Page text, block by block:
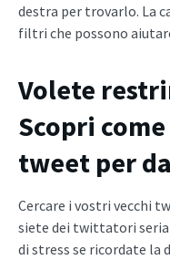
destra per trovarlo. La
filtri che possono
Volete
Scopri come
tweet per
Cercare i vostri vecchi
siete dei twittatori
di stress se ricordate la